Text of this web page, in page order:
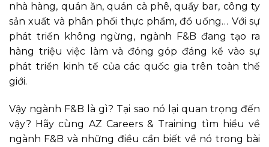
nhà hàng, quán ăn, quán cà phê, quầy bar, công ty
sản xuất và phân phối thực phẩm, đồ uống… Với sự
phát triển không ngừng, ngành F&B đang tạo ra
hàng triệu việc làm và đóng góp đáng kể vào sự
phát triển kinh tế của các quốc gia trên toàn thế
giới.
Vậy ngành F&B là gì? Tại sao nó lại quan trọng đến
vậy? Hãy cùng AZ Careers & Training tìm hiểu về
ngành F&B và những điều cần biết về nó trong bài